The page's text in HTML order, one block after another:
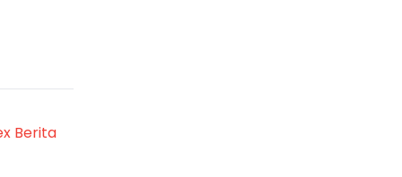
Berita